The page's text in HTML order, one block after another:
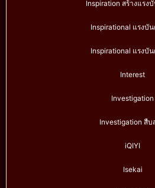
Inspiration สร้างแรง
Inspirational แรงบั
Inspirational แรงบั
Interest
Investigation
Investigation สืบ
iQIYI
Isekai